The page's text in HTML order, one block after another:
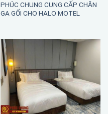
PHÚC CHUNG CUNG CẤP CHĂN
GA GỐI CHO HALO MOTEL